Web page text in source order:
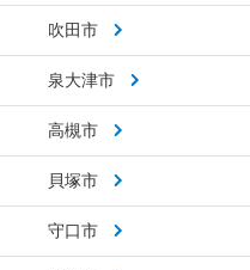
吹田市
泉大津市
高槻市
貝塚市
守口市